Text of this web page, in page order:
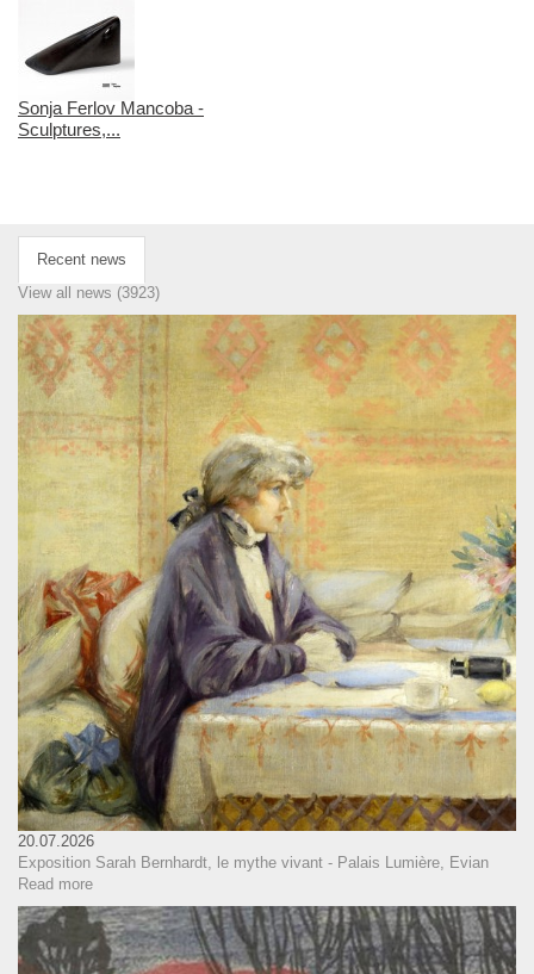
Sonja Ferlov Mancoba -
Sculptures,...
Recent news
View all news (3923)
20.07.2026
Exposition Sarah Bernhardt, le mythe vivant - Palais Lumière, Evian
Read more